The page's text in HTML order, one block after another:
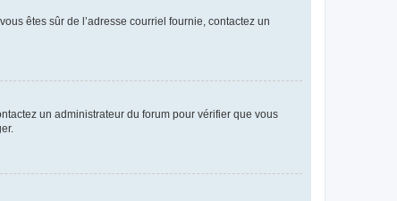
êtes sûr de l’adresse courriel fournie, contactez un
un administrateur du forum pour vérifier que vous